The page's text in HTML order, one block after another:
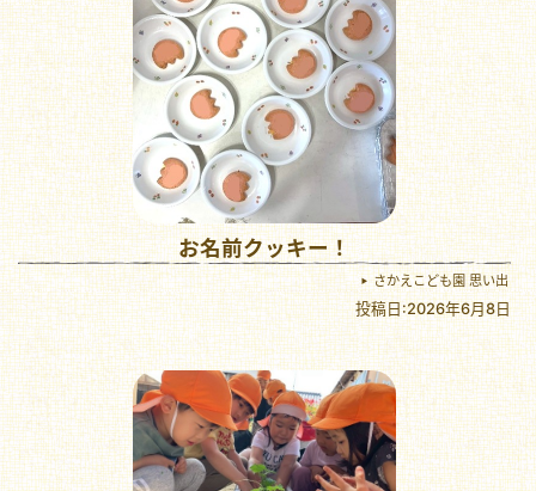
お名前クッキー！
さかえこども園 思い出
投稿日:2026年6月8日